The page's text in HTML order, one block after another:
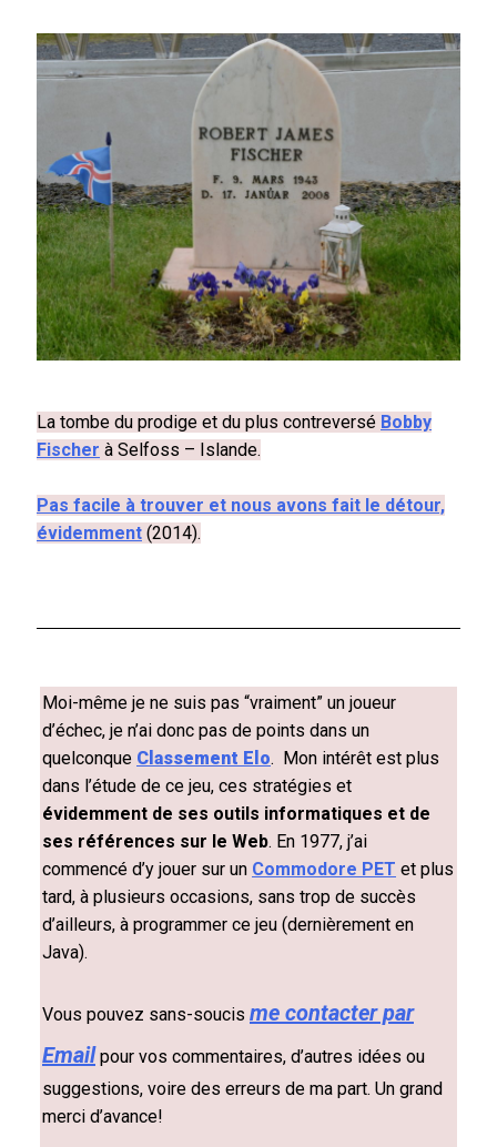
La tombe du prodige et du plus contreversé Bobby
Fischer à Selfoss – Islande.
Pas facile à trouver et nous avons fait le détour,
évidemment (2014).
Moi-même je ne suis pas “vraiment” un joueur
d’échec, je n’ai donc pas de points dans un
quelconque Classement Elo. Mon intérêt est plus
dans l’étude de ce jeu, ces stratégies et
évidemment de ses outils informatiques et de
ses références sur le Web. En 1977, j’ai
commencé d’y jouer sur un Commodore PET et plus
tard, à plusieurs occasions, sans trop de succès
d’ailleurs, à programmer ce jeu (dernièrement en
Java).
Vous pouvez sans-soucis me contacter par
Email pour vos commentaires, d’autres idées ou
suggestions, voire des erreurs de ma part. Un grand
merci d’avance!